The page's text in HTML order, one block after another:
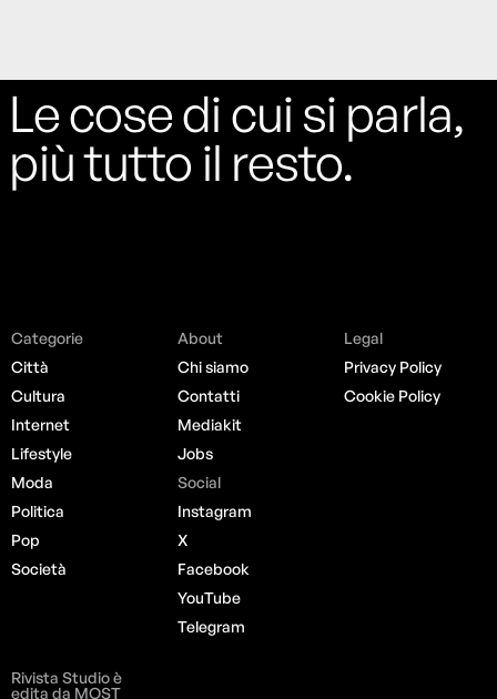
Le cose di cui si parla,
più tutto il resto.
Categorie
Città
Cultura
Internet
Lifestyle
Moda
Politica
Pop
Società
About
Chi siamo
Contatti
Mediakit
Jobs
Social
Instagram
X
Facebook
YouTube
Telegram
Legal
Privacy Policy
Cookie Policy
Rivista Studio è
edita da MOST